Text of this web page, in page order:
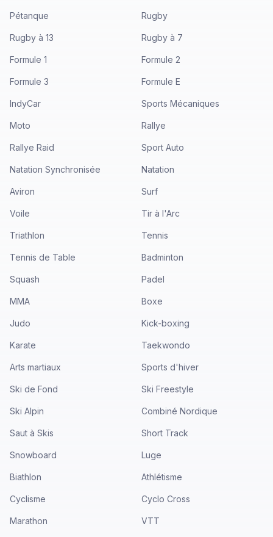
Pétanque Rugby
Rugby à 13 Rugby à 7
Formule 1 Formule 2
Formule 3 Formule E
IndyCar Sports Mécaniques
Moto Rallye
Rallye Raid Sport Auto
Natation Synchronisée Natation
Aviron Surf
Voile Tir à l'Arc
Triathlon Tennis
Tennis de Table Badminton
Squash Padel
MMA Boxe
Judo Kick-boxing
Karate Taekwondo
Arts martiaux Sports d'hiver
Ski de Fond Ski Freestyle
Ski Alpin Combiné Nordique
Saut à Skis Short Track
Snowboard Luge
Biathlon Athlétisme
Cyclisme Cyclo Cross
Marathon VTT